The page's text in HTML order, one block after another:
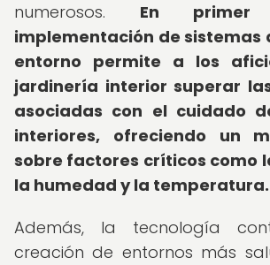
numerosos. En
implementación de sistemas
entorno permite a los
jardinería interior superar
asociadas con el cuidado
interiores, ofreciendo un
sobre factores críticos como
la humedad y la temperatura.
Además, la tecnología
creación de entornos más